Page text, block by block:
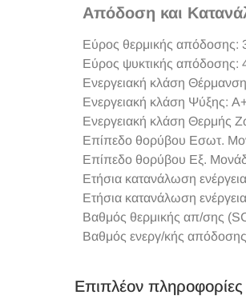
Απόδοση και
Εύρος θερμικής απόδοσης:
Εύρος ψυκτικής απόδοσης:
Ενεργειακή κλάση
Ενεργειακή κλάση Ψύξης:
Ενεργειακή κλάση Θερμής
Επίπεδο θορύβου Εσωτ.
Επίπεδο θορύβου Εξ.
Ετήσια κατανάλωση
Ετήσια κατανάλωση
Βαθμός θερμικής απ/σης
Βαθμός ενεργ/κής
Επιπλέον πληροφορίες